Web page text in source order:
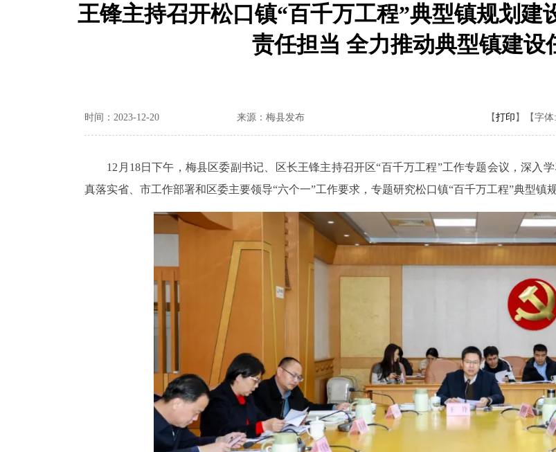
王锋主持召开松口镇“百千万工程”典型镇规划建
责任担当 全力推动典型镇建设
时间：2023-12-20 来源：梅县发布 【字体:
【打印 】
12月18日下午，梅县区委副书记、区长王锋主持召开区“百千万工程”工作专题会议，深入
真落实省、市工作部署和区委主要领导“六个一”工作要求，专题研究松口镇“百千万工程”典型镇